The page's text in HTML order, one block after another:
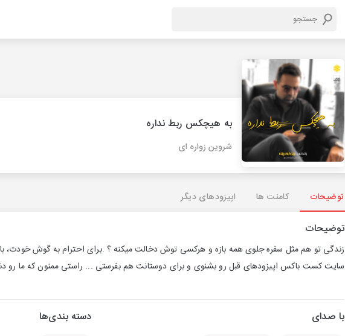
به هیچکس ربط نداره
شروین زواره ای
توضیحات کامنت ها اپیزودهای دیگر
توضیحات
زندگی تو هم مثل سفره جلوی همه بازه و هرکسی توش دخالت میکنه ؟ .برای احترام به گوش خودت،
سایت کست باکس اپیزودهای قبل رو بشنوی و برای دوستانت هم بفرستی ... راستی ممنون که ما رو
با صدای دسته بندی‌ها